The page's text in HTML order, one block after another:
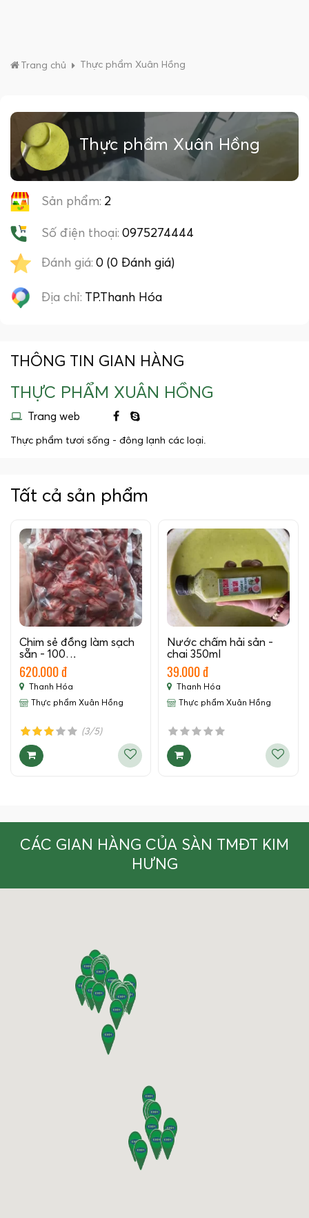
Trang chủ Thực phẩm Xuân Hồng
Thực phẩm Xuân Hồng
Sản phẩm: 2
Số điện thoại: 0975274444
Đánh giá: 0 (0 Đánh giá)
Địa chỉ: TP.Thanh Hóa
THÔNG TIN GIAN HÀNG
THỰC PHẨM XUÂN HỒNG
Trang web
Thực phẩm tươi sống - đông lạnh các loại.
Tất cả sản phẩm
Chim sẻ đồng làm sạch
sẵn - 100…
620.000 đ
Thanh Hóa
Thực phẩm Xuân Hồng
(3/5)
Nước chấm hải sản -
chai 350ml
39.000 đ
Thanh Hóa
Thực phẩm Xuân Hồng
CÁC GIAN HÀNG CỦA SÀN TMĐT KIM
HƯNG